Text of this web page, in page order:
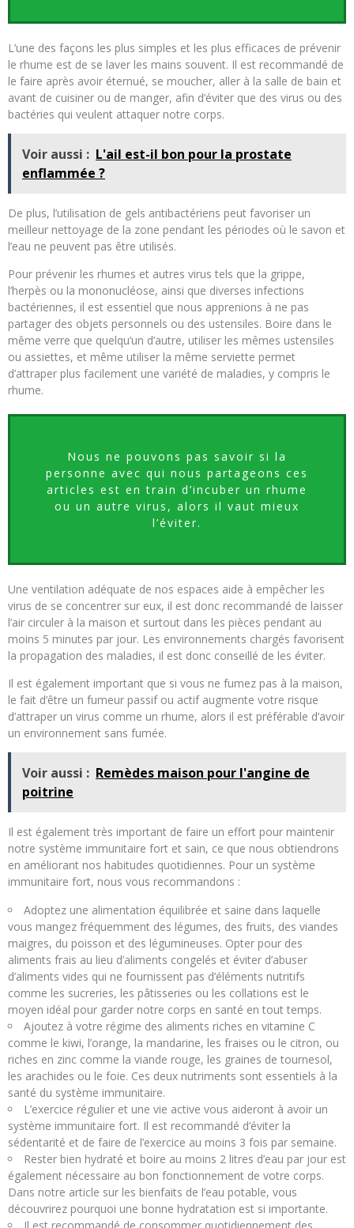
L’une des façons les plus simples et les plus efficaces de prévenir
le rhume est de se laver les mains souvent. Il est recommandé de
le faire après avoir éternué, se moucher, aller à la salle de bain et
avant de cuisiner ou de manger, afin d’éviter que des virus ou des
bactéries qui veulent attaquer notre corps.
Voir aussi : L'ail est-il bon pour la prostate
enflammée ?
De plus, l’utilisation de gels antibactériens peut favoriser un
meilleur nettoyage de la zone pendant les périodes où le savon et
l’eau ne peuvent pas être utilisés.
Pour prévenir les rhumes et autres virus tels que la grippe,
l’herpès ou la mononucléose, ainsi que diverses infections
bactériennes, il est essentiel que nous apprenions à ne pas
partager des objets personnels ou des ustensiles. Boire dans le
même verre que quelqu’un d’autre, utiliser les mêmes ustensiles
ou assiettes, et même utiliser la même serviette permet
d’attraper plus facilement une variété de maladies, y compris le
rhume.
Nous ne pouvons pas savoir si la
personne avec qui nous partageons ces
articles est en train d’incuber un rhume
ou un autre virus, alors il vaut mieux
l’éviter.
Une ventilation adéquate de nos espaces aide à empêcher les
virus de se concentrer sur eux, il est donc recommandé de laisser
l’air circuler à la maison et surtout dans les pièces pendant au
moins 5 minutes par jour. Les environnements chargés favorisent
la propagation des maladies, il est donc conseillé de les éviter.
Il est également important que si vous ne fumez pas à la maison,
le fait d’être un fumeur passif ou actif augmente votre risque
d’attraper un virus comme un rhume, alors il est préférable d’avoir
un environnement sans fumée.
Voir aussi : Remèdes maison pour l'angine de
poitrine
Il est également très important de faire un effort pour maintenir
notre système immunitaire fort et sain, ce que nous obtiendrons
en améliorant nos habitudes quotidiennes. Pour un système
immunitaire fort, nous vous recommandons :
Adoptez une alimentation équilibrée et saine dans laquelle
vous mangez fréquemment des légumes, des fruits, des viandes
maigres, du poisson et des légumineuses. Opter pour des
aliments frais au lieu d’aliments congelés et éviter d’abuser
d’aliments vides qui ne fournissent pas d’éléments nutritifs
comme les sucreries, les pâtisseries ou les collations est le
moyen idéal pour garder notre corps en santé en tout temps.
Ajoutez à votre régime des aliments riches en vitamine C
comme le kiwi, l’orange, la mandarine, les fraises ou le citron, ou
riches en zinc comme la viande rouge, les graines de tournesol,
les arachides ou le foie. Ces deux nutriments sont essentiels à la
santé du système immunitaire.
L’exercice régulier et une vie active vous aideront à avoir un
système immunitaire fort. Il est recommandé d’éviter la
sédentarité et de faire de l’exercice au moins 3 fois par semaine.
Rester bien hydraté et boire au moins 2 litres d’eau par jour est
également nécessaire au bon fonctionnement de votre corps.
Dans notre article sur les bienfaits de l’eau potable, vous
découvrirez pourquoi une bonne hydratation est si importante.